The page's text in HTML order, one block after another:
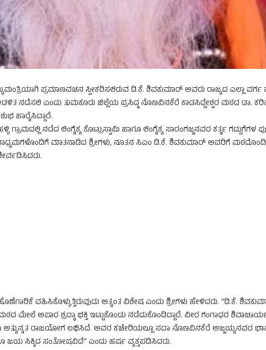
ಪ್ರಮಾಣವಚನ ಸ್ವೀಕರಿಸಲಿರುವ ಡಿ.ಕೆ. ಶಿವಕುಮಾರ್ ಅವರು ರಾಜ್ಯದ ಎಲ್ಲಾ ವರ್ಗ
ನಡೆಸಲಿ ಎಂದು ತುಮಕೂರು ಜಿಲ್ಲೆಯ ಪ್ರಸಿದ್ಧ ನೊಣವಿನಕೆರೆ ಕಾಡಸಿದ್ದೇಶ್ವರ ಮಠದ ಡಾ.
ಹಾರೈಸಿದ್ದಾರೆ.
ನಡೆದ ಲಿಂಗೈಕ್ಯ ಕೊಟ್ರುಸ್ವಾಮಿ ಹಾಗೂ ಲಿಂಗೈಕ್ಯ ಸಾರಂಗಜ್ಜನವರ ಕರ್ತೃ ಗದ್ದುಗೆಗಳ
ಮಾತನಾಡಿದ ಶ್ರೀಗಳು, ನೂತನ ಸಿಎಂ ಡಿ.ಕೆ. ಶಿವಕುಮಾರ್ ಅವರಿಗೆ
ವಹಿಸಿಕೊಳ್ಳುತ್ತಿರುವುದು ಅತ್ಯಂತ ವಿಶೇಷ ಎಂದು ಶ್ರೀಗಳು ಹೇಳಿದರು. “ಡಿ.ಕೆ.
ಮೇಲೆ ಅಪಾರ ಶ್ರದ್ಧಾ ಭಕ್ತಿ ಇಟ್ಟುಕೊಂಡು ನಡೆದುಕೊಂಡಿದ್ದಾರೆ. ವೀರ ಗಂಗಾಧರ
ಅತ್ಯುನ್ನತ ರಾಜಯೋಗ ಲಭಿಸಿದೆ. ಅವರ ಕಚೇರಿಯಲ್ಲೂ ಸದಾ ನೊಣವಿನಕೆರೆ ಅಜ್ಜಯ್ಯನವರ
ಜಯ ಸಿಕ್ಕಿದ ಸಂತೋಷವಿದೆ” ಎಂದು ಹರ್ಷ ವ್ಯಕ್ತಪಡಿಸಿದರು.